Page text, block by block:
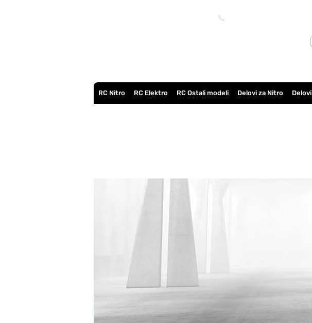
RC Nitro RC Elektro RC Ostali modeli Delovi za Nitro